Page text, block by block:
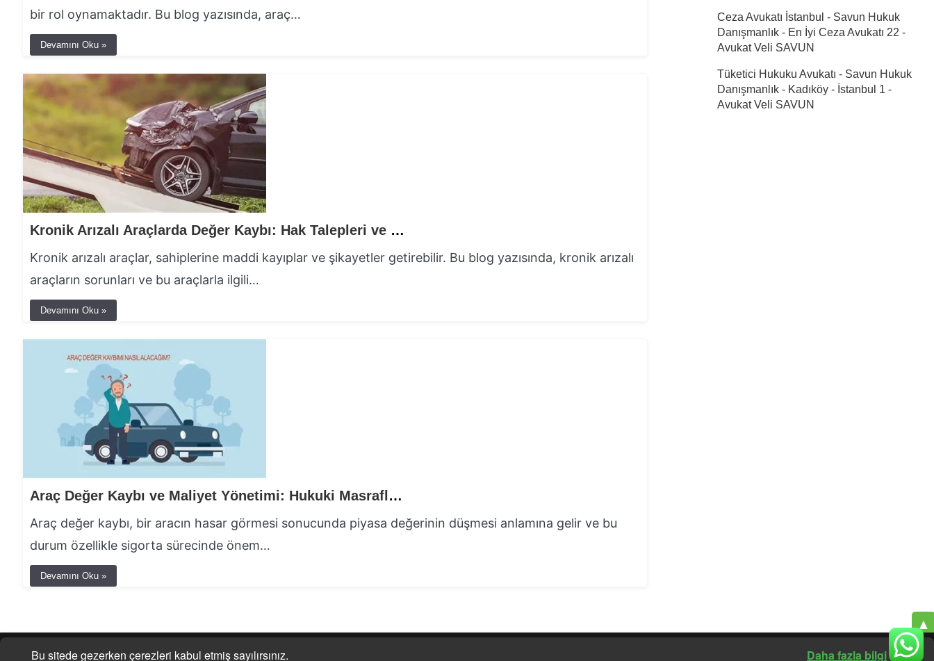
bir rol oynamaktadır. Bu blog yazısında, araç…
Devamını Oku »
Kronik Arızalı Araçlarda Değer Kaybı: Hak Talepleri ve Sigorta Kapsamı
Kronik arızalı araçlar, sahiplerine maddi kayıplar ve şikayetler getirebilir. Bu blog yazısında, kronik arızalı
araçların sorunları ve bu araçlarla ilgili…
Devamını Oku »
Araç Değer Kaybı ve Maliyet Yönetimi: Hukuki Masraflar Nasıl Azaltılır?
Araç değer kaybı, bir aracın hasar görmesi sonucunda piyasa değerinin düşmesi anlamına gelir ve bu
durum özellikle sigorta sürecinde önem…
Devamını Oku »
Ceza Avukatı İstanbul - Savun Hukuk
Danışmanlık - En İyi Ceza Avukatı 22 -
Avukat Veli SAVUN
Tüketici Hukuku Avukatı - Savun Hukuk
Danışmanlık - Kadıköy - İstanbul 1 -
Avukat Veli SAVUN
Bu sitede gezerken çerezleri kabul etmiş sayılırsınız. Daha fazla bilgi ×
▲
Savun Hukuk Danışmanlık | © 2025 |